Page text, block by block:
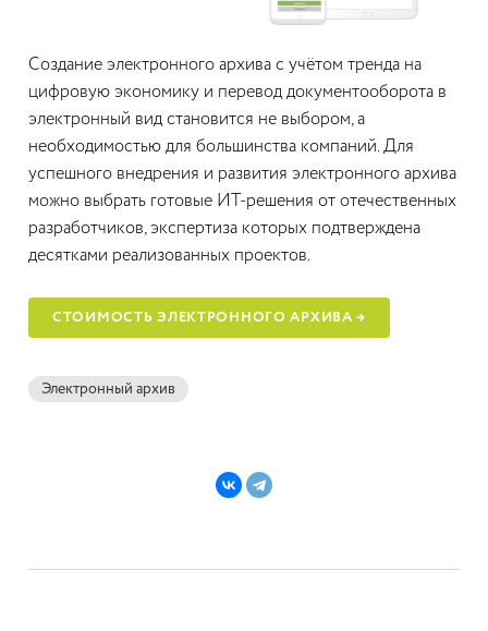
Создание электронного архива с учётом тренда на
цифровую экономику и перевод документооборота в
электронный вид становится не выбором, а
необходимостью для большинства компаний. Для
успешного внедрения и развития электронного архива
можно выбрать готовые ИТ-решения от отечественных
разработчиков, экспертиза которых подтверждена
десятками реализованных проектов.
СТОИМОСТЬ ЭЛЕКТРОННОГО АРХИВА →
Электронный архив